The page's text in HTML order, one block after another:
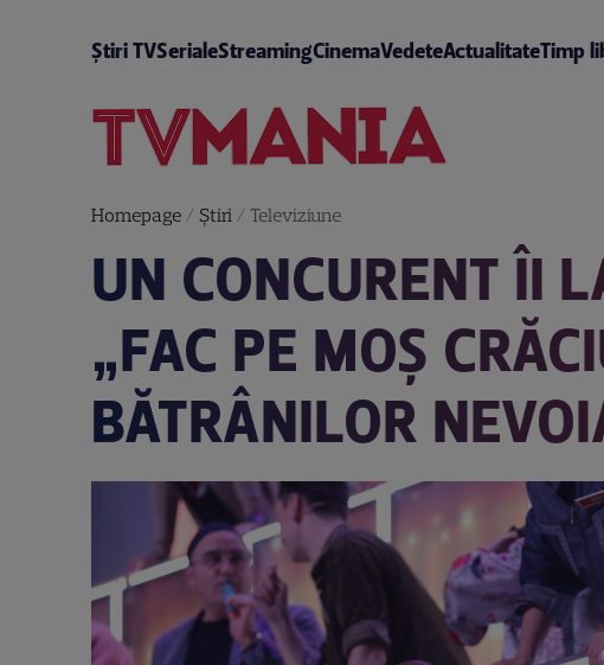
Știri TVSerialeStreamingCinemaVedeteActualitateTimp
Homepage/ Știri/ Televiziune
UN CONCURENT ÎI
„FAC PE MOȘ
BĂTRÂNILOR